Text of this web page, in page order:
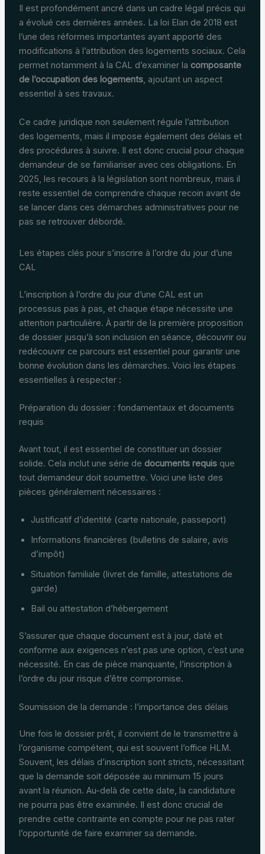
Il est profondément ancré dans un cadre légal précis qui
a évolué ces dernières années. La loi Elan de 2018 est
l’une des réformes importantes ayant apporté des
modifications à l’attribution des logements sociaux. Cela
permet notamment à la CAL d’examiner la composante
de l’occupation des logements, ajoutant un aspect
essentiel à ses travaux.
Ce cadre juridique non seulement régule l’attribution
des logements, mais il impose également des délais et
des procédures à suivre. Il est donc crucial pour chaque
demandeur de se familiariser avec ces obligations. En
2025, les recours à la législation sont nombreux, mais il
reste essentiel de comprendre chaque recoin avant de
se lancer dans ces démarches administratives pour ne
pas se retrouver débordé.
Les étapes clés pour s’inscrire à l’ordre du jour d’une
CAL
L’inscription à l’ordre du jour d’une CAL est un
processus pas à pas, et chaque étape nécessite une
attention particulière. À partir de la première proposition
de dossier jusqu’à son inclusion en séance, découvrir ou
redécouvrir ce parcours est essentiel pour garantir une
bonne évolution dans les démarches. Voici les étapes
essentielles à respecter :
Préparation du dossier : fondamentaux et documents
requis
Avant tout, il est essentiel de constituer un dossier
solide. Cela inclut une série de documents requisque
tout demandeur doit soumettre. Voici une liste des
pièces généralement nécessaires :
Justificatif d’identité (carte nationale, passeport)
Informations financières (bulletins de salaire, avis
d’impôt)
Situation familiale (livret de famille, attestations de
garde)
Bail ou attestation d’hébergement
S’assurer que chaque document est à jour, daté et
conforme aux exigences n’est pas une option, c’est une
nécessité. En cas de pièce manquante, l’inscription à
l’ordre du jour risque d’être compromise.
Soumission de la demande : l’importance des délais
Une fois le dossier prêt, il convient de le transmettre à
l’organisme compétent, qui est souvent l’office HLM.
Souvent, les délais d’inscription sont stricts, nécessitant
que la demande soit déposée au minimum 15 jours
avant la réunion. Au-delà de cette date, la candidature
ne pourra pas être examinée. Il est donc crucial de
prendre cette contrainte en compte pour ne pas rater
l’opportunité de faire examiner sa demande.